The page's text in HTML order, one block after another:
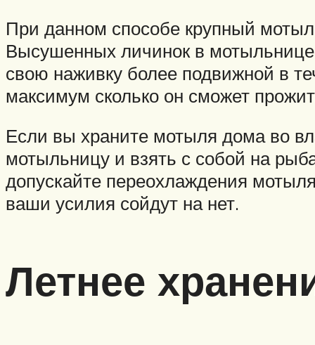
При данном способе крупный
Высушенных личинок в
свою наживку более подвижной в
максимум сколько он сможет
Если вы храните мотыля дома во
мотыльницу и взять с собой на
допускайте переохлаждения
ваши усилия сойдут на нет.
Летнее